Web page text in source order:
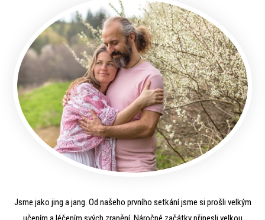
Jsme jako jing a jang. Od našeho prvního setkání jsme si prošli velkým